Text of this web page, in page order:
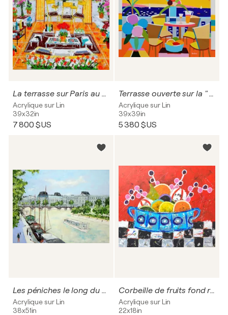
La terrasse sur Paris au ciel jaune
Acrylique sur Lin
39x32in
7 800 $US
Terrasse ouverte sur la " Dune du Pyla."
Acrylique sur Lin
39x39in
5 380 $US
Les péniches le long du quai.
Acrylique sur Lin
38x51in
Corbeille de fruits fond rouge
Acrylique sur Lin
22x18in